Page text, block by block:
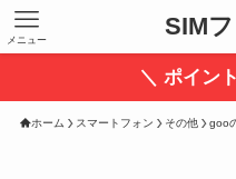
SIM
メニュー
＼ ポイン
ホーム スマートフォン その他 goo